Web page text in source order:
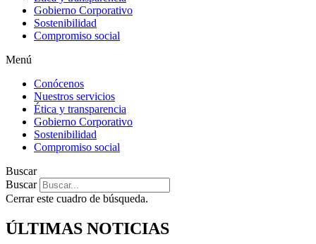
Gobierno Corporativo
Sostenibilidad
Compromiso social
Menú
Conócenos
Nuestros servicios
Ética y transparencia
Gobierno Corporativo
Sostenibilidad
Compromiso social
Buscar
Buscar
Cerrar este cuadro de búsqueda.
ÚLTIMAS NOTICIAS